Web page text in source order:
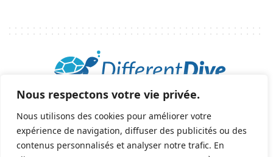
Nous respectons votre vie privée.
Nous utilisons des cookies pour améliorer votre
expérience de navigation, diffuser des publicités ou des
contenus personnalisés et analyser notre trafic. En
2025 © Tous droits réservés - All rights reserved.
helene@differentdive.com